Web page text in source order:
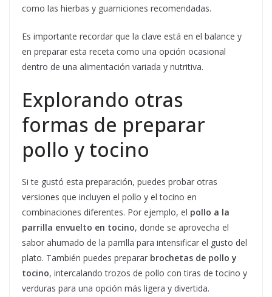
como las hierbas y guarniciones recomendadas.
Es importante recordar que la clave está en el balance y
en preparar esta receta como una opción ocasional
dentro de una alimentación variada y nutritiva.
Explorando otras
formas de preparar
pollo y tocino
Si te gustó esta preparación, puedes probar otras
versiones que incluyen el pollo y el tocino en
combinaciones diferentes. Por ejemplo, el pollo a la
parrilla envuelto en tocino, donde se aprovecha el
sabor ahumado de la parrilla para intensificar el gusto del
plato. También puedes preparar brochetas de pollo y
tocino, intercalando trozos de pollo con tiras de tocino y
verduras para una opción más ligera y divertida.